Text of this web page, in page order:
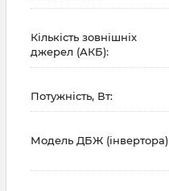
Кількість зовнішніх
джерел (АКБ):
Потужність, Вт:
Модель ДБЖ (інвертора)